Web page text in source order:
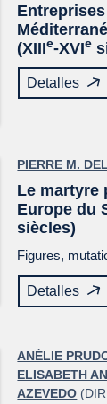
(XIIIe-XVIe
Detalles
PIERRE M.
Le martyre
Europe du
siècles)
Figures,
Detalles
ANÉLIE
ELISABETH
AZEVEDO